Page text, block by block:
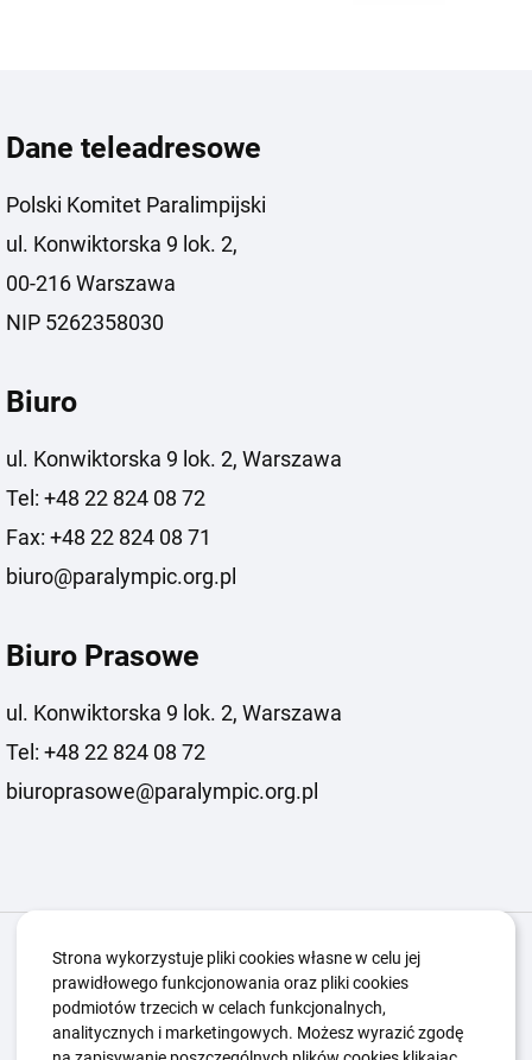
Dane teleadresowe
Polski Komitet Paralimpijski
ul. Konwiktorska 9 lok. 2,
00-216 Warszawa
NIP 5262358030
Biuro
ul. Konwiktorska 9 lok. 2, Warszawa
Tel: +48 22 824 08 72
Fax: +48 22 824 08 71
biuro@paralympic.org.pl
Biuro Prasowe
ul. Konwiktorska 9 lok. 2, Warszawa
Tel: +48 22 824 08 72
biuroprasowe@paralympic.org.pl
Igrzyska Paralimpijskie O nas
Kwalifikacje ZSK
Kluby Aktualności
Edukacja
Guttmanny Kontakt
Strona wykorzystuje pliki cookies własne w celu jej
prawidłowego funkcjonowania oraz pliki cookies
podmiotów trzecich w celach funkcjonalnych,
analitycznych i marketingowych. Możesz wyrazić zgodę